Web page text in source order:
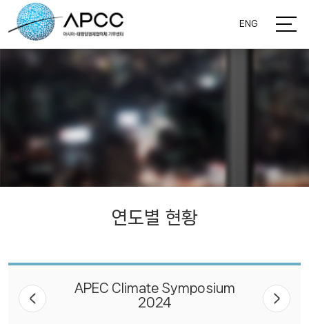
ENG
연도별 현황
APEC Climate Symposium
2024